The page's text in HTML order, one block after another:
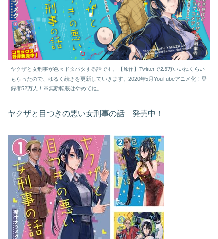
ヤクザと女刑事が色々ドタバタする話です。【原作】Twitterで2.3万いいねくらい
もらったので、ゆるく続きを更新していきます。2020年5月YouTubeアニメ化！登
録者52万人！※無断転載はやめてね。
ヤクザと目つきの悪い女刑事の話 発売中！